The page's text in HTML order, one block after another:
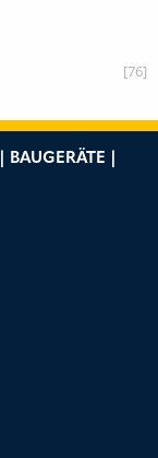
[76]
|